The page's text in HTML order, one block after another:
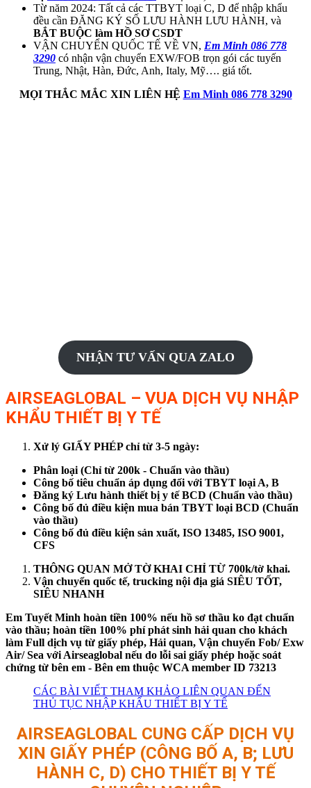
Từ năm 2024: Tất cả các TTBYT loại C, D để nhập khẩu
đều cần ĐĂNG KÝ SỐ LƯU HÀNH LƯU HÀNH, và
BẮT BUỘC làm HỒ SƠ CSDT
VẬN CHUYỂN QUỐC TẾ VỀ VN, Em Minh 086 778
3290 có nhận vận chuyển EXW/FOB trọn gói các tuyến
Trung, Nhật, Hàn, Đức, Anh, Italy, Mỹ…. giá tốt.
MỌI THẮC MẮC XIN LIÊN HỆ Em Minh 086 778 3290
NHẬN TƯ VẤN QUA ZALO
AIRSEAGLOBAL – VUA DỊCH VỤ NHẬP
KHẨU THIẾT BỊ Y TẾ
Xử lý GIẤY PHÉP chỉ từ 3-5 ngày:
Phân loại (Chỉ từ 200k - Chuẩn vào thầu)
Công bố tiêu chuẩn áp dụng đối với TBYT loại A, B
Đăng ký Lưu hành thiết bị y tế BCD (Chuẩn vào thầu)
Công bố đủ điều kiện mua bán TBYT loại BCD (Chuẩn
vào thầu)
Công bố đủ điều kiện sản xuất, ISO 13485, ISO 9001,
CFS
THÔNG QUAN MỞ TỜ KHAI CHỈ TỪ 700k/tờ khai.
Vận chuyển quốc tế, trucking nội địa giá SIÊU TỐT,
SIÊU NHANH
Em Tuyết Minh hoàn tiền 100% nếu hồ sơ thầu ko đạt chuẩn
vào thầu; hoàn tiền 100% phí phát sinh hải quan cho khách
làm Full dịch vụ từ giấy phép, Hải quan, Vận chuyển Fob/ Exw
Air/ Sea với Airseaglobal nếu do lỗi sai giấy phép hoặc soát
chứng từ bên em - Bên em thuộc WCA member ID 73213
CÁC BÀI VIẾT THAM KHẢO LIÊN QUAN ĐẾN
THỦ TỤC NHẬP KHẨU THIẾT BỊ Y TẾ
AIRSEAGLOBAL CUNG CẤP DỊCH VỤ
XIN GIẤY PHÉP (CÔNG BỐ A, B; LƯU
HÀNH C, D) CHO THIẾT BỊ Y TẾ